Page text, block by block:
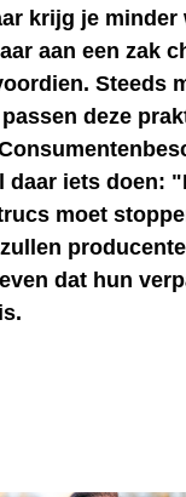
krijg je minder
aan een zak
Steeds
deze
daar iets doen:
moet
dat hun